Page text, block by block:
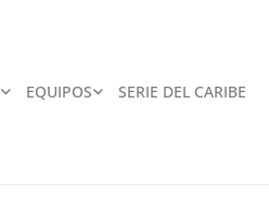
EQUIPOS SERIE DEL CARIBE